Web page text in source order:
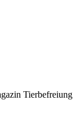
Tierbefreiung